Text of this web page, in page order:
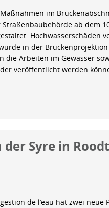
im
ab dem
Hochwasserschäden
in der
Arbeiten im Gewässer
veröffentlicht werden
der Syre in
de l’eau hat zwei neue